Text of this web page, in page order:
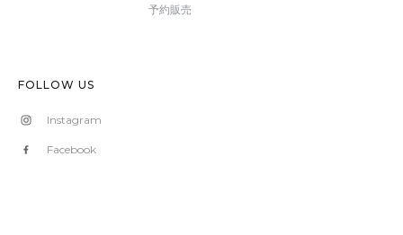
予約販売
FOLLOW US
Instagram
Facebook